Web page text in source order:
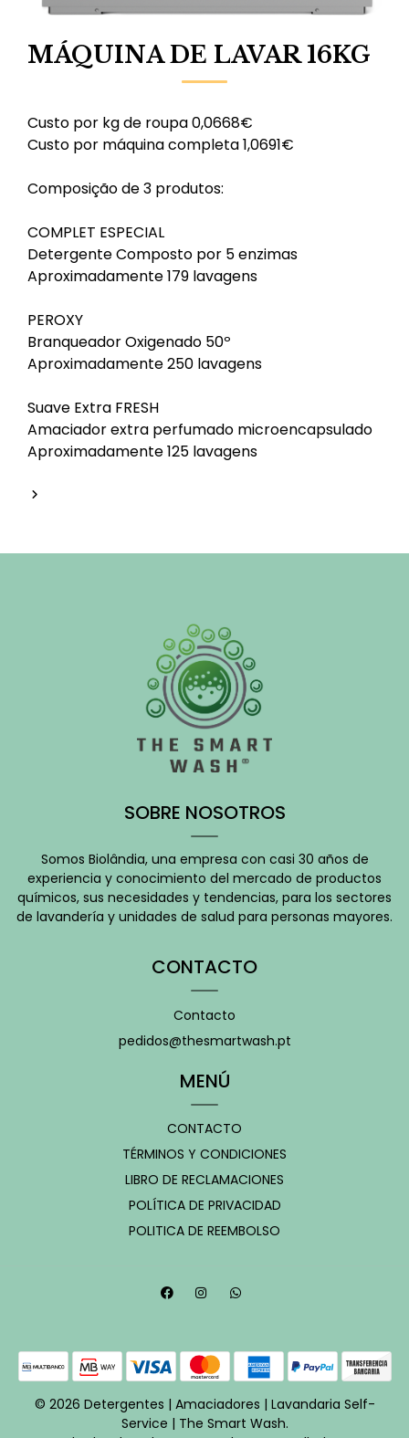
MÁQUINA DE LAVAR 16KG
Custo por kg de roupa 0,0668€
Custo por máquina completa 1,0691€
Composição de 3 produtos:
COMPLET ESPECIAL
Detergente Composto por 5 enzimas
Aproximadamente 179 lavagens
PEROXY
Branqueador Oxigenado 50º
Aproximadamente 250 lavagens
Suave Extra FRESH
Amaciador extra perfumado microencapsulado
Aproximadamente 125 lavagens
SOBRE NOSOTROS
Somos Biolândia, una empresa con casi 30 años de
experiencia y conocimiento del mercado de productos
químicos, sus necesidades y tendencias, para los sectores
de lavandería y unidades de salud para personas mayores.
CONTACTO
Contacto
pedidos@thesmartwash.pt
MENÚ
CONTACTO
TÉRMINOS Y CONDICIONES
LIBRO DE RECLAMACIONES
POLÍTICA DE PRIVACIDAD
POLITICA DE REEMBOLSO
© 2026 Detergentes | Amaciadores | Lavandaria Self-
Service | The Smart Wash.